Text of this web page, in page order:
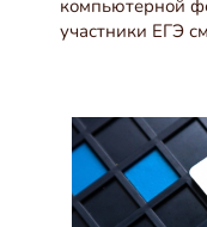
компьютерной
участники ЕГЭ